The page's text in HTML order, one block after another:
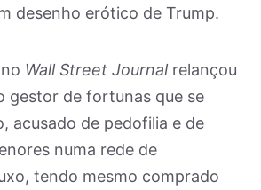
desenho erótico de Trump.
Wall Street Journal relançou
gestor de fortunas que se
acusado de pedofilia e de
numa rede de
tendo mesmo comprado